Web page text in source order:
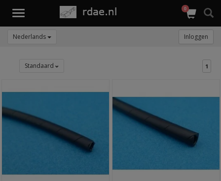
Toggle
0
Nederlands Inloggen
Standaard 1